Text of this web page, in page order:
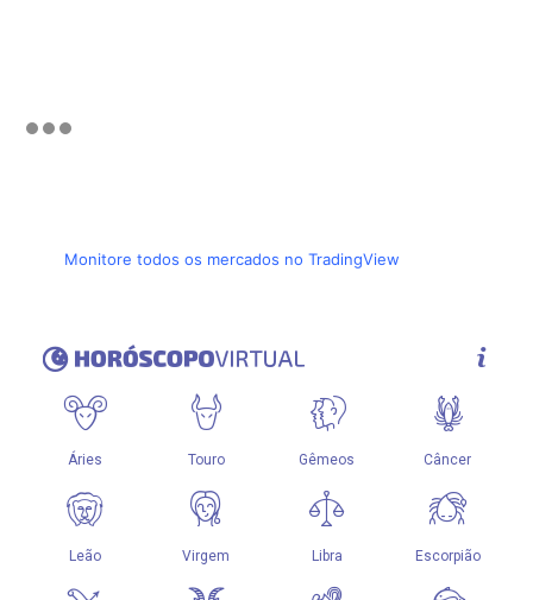
Monitore todos os mercados no TradingView